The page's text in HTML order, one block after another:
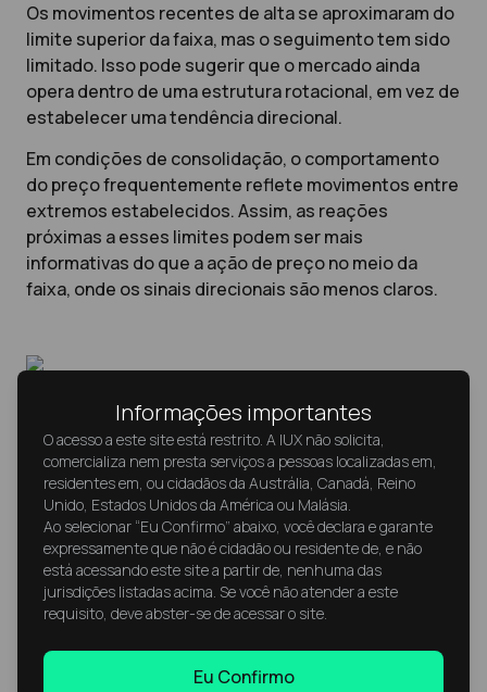
Os movimentos recentes de alta se aproximaram do
limite superior da faixa, mas o seguimento tem sido
limitado. Isso pode sugerir que o mercado ainda
opera dentro de uma estrutura rotacional, em vez de
estabelecer uma tendência direcional.
Em condições de consolidação, o comportamento
do preço frequentemente reflete movimentos entre
extremos estabelecidos. Assim, as reações
próximas a esses limites podem ser mais
informativas do que a ação de preço no meio da
faixa, onde os sinais direcionais são menos claros.
Eventos-chave para observar
esta semana (UTC+0)
Terça-feira: ISM Services PMI dos EUA
destilados e gasolina dos EUA
Informações importantes
O acesso a este site está restrito. A IUX não solicita,
comercializa nem presta serviços a pessoas localizadas em,
residentes em, ou cidadãos da Austrália, Canadá, Reino
Unido, Estados Unidos da América ou Malásia.
Ao selecionar “Eu Confirmo” abaixo, você declara e garante
expressamente que não é cidadão ou residente de, e não
está acessando este site a partir de, nenhuma das
jurisdições listadas acima. Se você não atender a este
requisito, deve abster-se de acessar o site.
Eu Confirmo